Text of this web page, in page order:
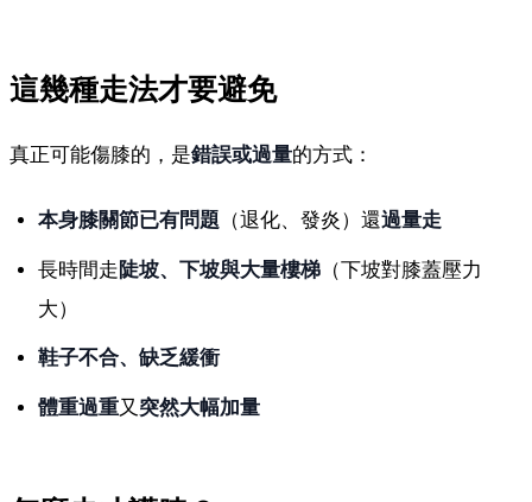
這幾種走法才要避免
真正可能傷膝的，是錯誤或過量的方式：
本身膝關節已有問題 （退化、發炎）還過量走
長時間走陡坡、下坡與大量樓梯 （下坡對膝蓋壓力
大）
鞋子不合、缺乏緩衝
體重過重又 突然大幅加量